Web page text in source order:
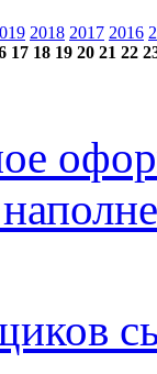
2018 2017 2016
17 18 19 20 21 22